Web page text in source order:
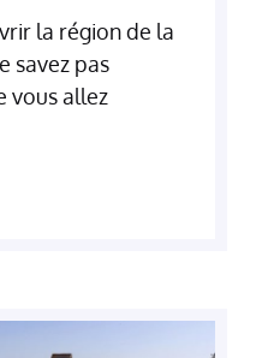
la région de la
savez pas
vous allez